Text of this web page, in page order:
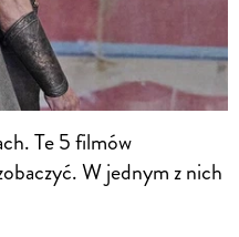
Te 5 filmów
W jednym z nich